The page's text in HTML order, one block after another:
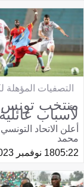
التصفيات المؤهلة
منتخب تونس
لأسباب عائلية
أعلن الاتحاد
محمد
05:2218 نوفمبر 2023